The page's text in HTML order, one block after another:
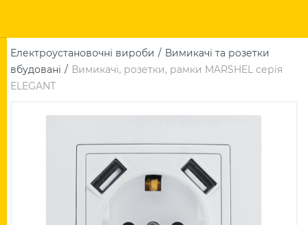
Електроустановочні вироби
Вимикачі та розетки
вбудовані
Вимикачі, розетки, рамки MARSHEL серія
ELEGANT